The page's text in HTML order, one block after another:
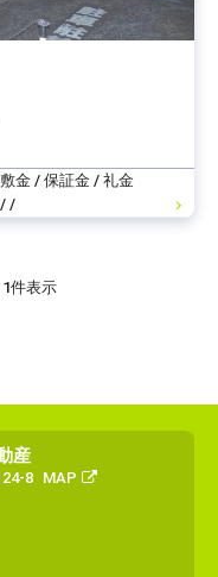
敷金 / 保証金 / 礼金
/ /
件表示
産
8 MAP